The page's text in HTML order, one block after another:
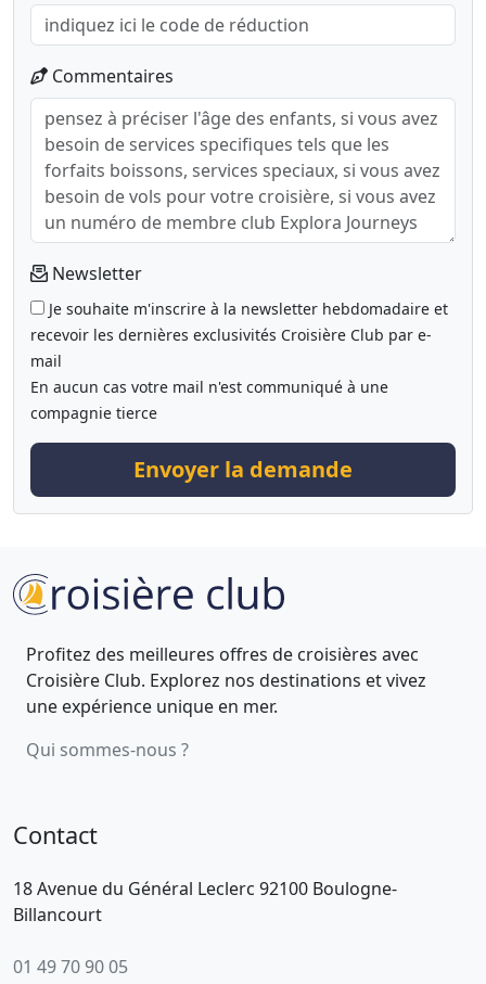
Commentaires
Newsletter
Je souhaite m'inscrire à la newsletter hebdomadaire et
recevoir les dernières exclusivités Croisière Club par e-
mail
En aucun cas votre mail n'est communiqué à une
compagnie tierce
Envoyer la demande
Profitez des meilleures offres de croisières avec
Croisière Club. Explorez nos destinations et vivez
une expérience unique en mer.
Qui sommes-nous ?
Contact
18 Avenue du Général Leclerc 92100 Boulogne-
Billancourt
01 49 70 90 05